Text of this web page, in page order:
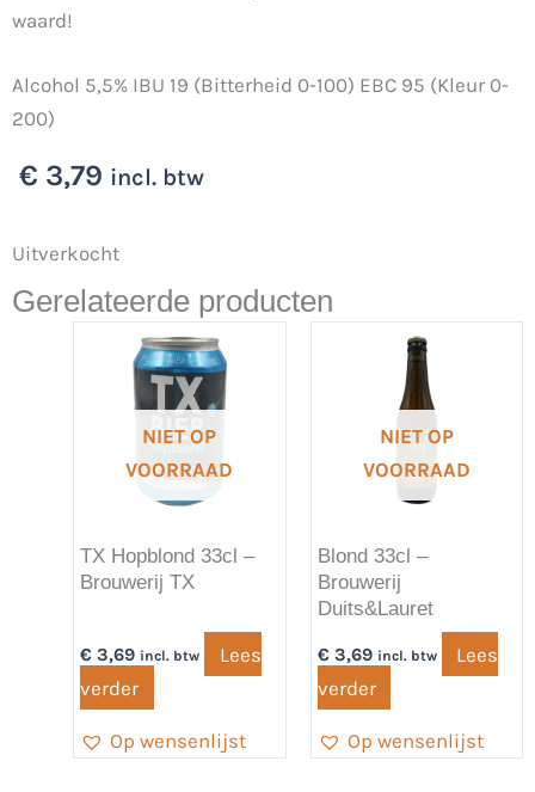
waard!
Alcohol 5,5% IBU 19 (Bitterheid 0-100) EBC 95 (Kleur 0-
200)
€ 3,79 incl. btw
Uitverkocht
Gerelateerde producten
NIET OP
VOORRAAD
TX Hopblond 33cl –
Brouwerij TX
€ 3,69 incl. btw
Lees
verder
Op wensenlijst
NIET OP
VOORRAAD
Blond 33cl –
Brouwerij
Duits&Lauret
€3,69 incl. btw
Lees
verder
Op wensenlijst